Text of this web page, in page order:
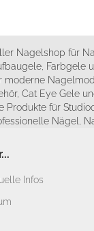
Nagelshop für
Farbgele
moderne
Cat Eye Gele
Produkte für
Nägel,
Infos